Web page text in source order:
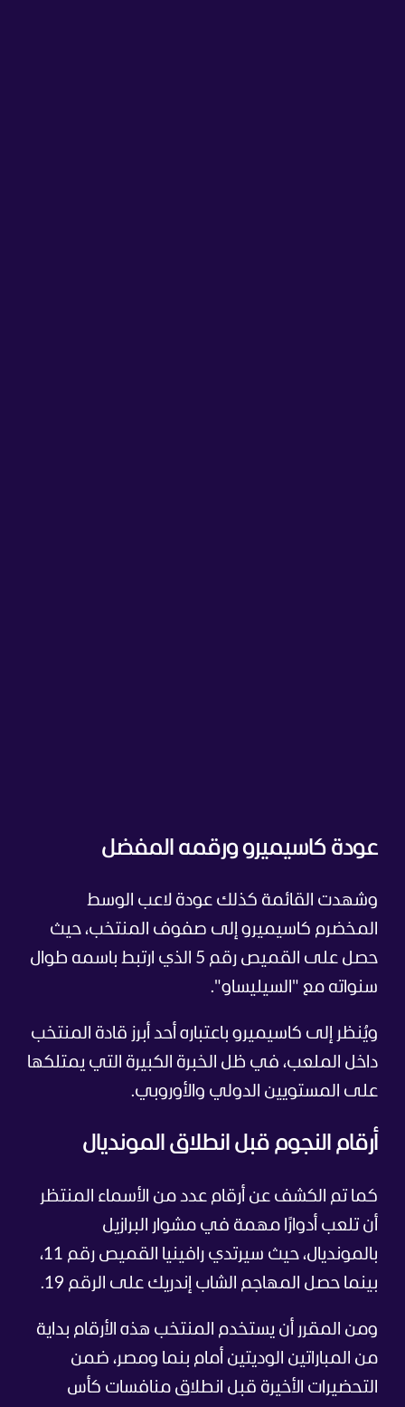
عودة كاسيميرو ورقمه المفضل
وشهدت القائمة كذلك عودة لاعب الوسط
المخضرم كاسيميرو إلى صفوف المنتخب، حيث
حصل على القميص رقم 5 الذي ارتبط باسمه طوال
سنواته مع "السيليساو".
ويُنظر إلى كاسيميرو باعتباره أحد أبرز قادة المنتخب
داخل الملعب، في ظل الخبرة الكبيرة التي يمتلكها
على المستويين الدولي والأوروبي.
أرقام النجوم قبل انطلاق المونديال
كما تم الكشف عن أرقام عدد من الأسماء المنتظر
أن تلعب أدوارًا مهمة في مشوار البرازيل
بالمونديال، حيث سيرتدي رافينيا القميص رقم 11،
بينما حصل المهاجم الشاب إندريك على الرقم 19.
ومن المقرر أن يستخدم المنتخب هذه الأرقام بداية
من المباراتين الوديتين أمام بنما ومصر، ضمن
التحضيرات الأخيرة قبل انطلاق منافسات كأس